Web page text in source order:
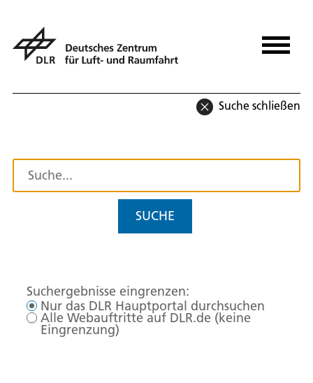
Suche schließen
SUCHE
Suchergebnisse eingrenzen:
Nur das DLR Hauptportal durchsuchen
Alle Webauftritte auf DLR.de (keine
Eingrenzung)